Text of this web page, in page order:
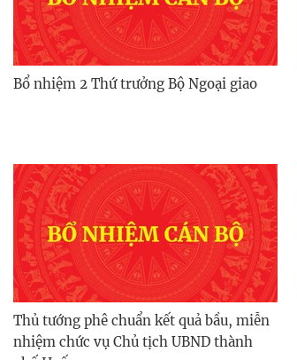
Bổ nhiệm 2 Thứ trưởng Bộ Ngoại giao
Thủ tướng phê chuẩn kết quả bầu, miễn
nhiệm chức vụ Chủ tịch UBND thành